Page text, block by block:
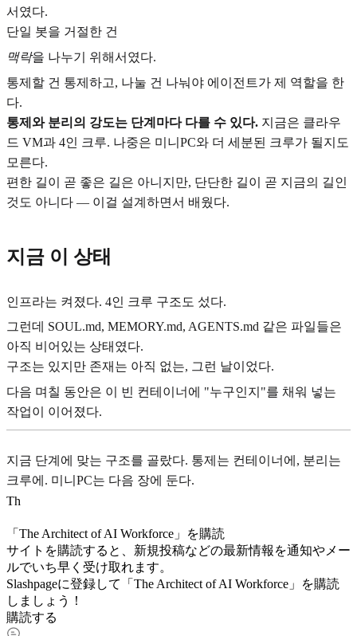
서였다.
단일 봇을 거절한 건
맥락을 나누기 위해서였다.
통제할 건 통제하고, 나눌 건 나눠야 에이전트가 제 역할을 한
다.
통제와 분리의 강도는 단계마다 다를 수 있다. 지금은 클라우
드 VM과 4인 크루. 나중은 미니PC와 더 세분된 크루가 될지도
모른다.
편한 길이 곧 좋은 길은 아니지만, 단단한 길이 곧 지금의 길인
것도 아니다 — 이걸 설계하면서 배웠다.
지금 이 상태
인프라는 켜졌다. 4인 크루 구조도 섰다.
그런데 SOUL.md, MEMORY.md, AGENTS.md 같은 파일들은
아직 비어있는 상태였다.
구조는 있지만 존재는 아직 없는, 그런 날이었다.
다음 며칠 동안은 이 빈 컨테이너에 "누구인지"를 채워 넣는
작업이 이어졌다.
지금 단계에 맞는 구조를 골랐다. 통제는 컨테이너에, 분리는
크루에. 미니PC는 다음 장에 둔다.
Th
「The Architect of AI Workforce」を購読
サイトを購読すると、新規投稿などの最新情報を通知やメー
ルでいち早く受け取れます。
Slashpageに登録して「The Architect of AI Workforce」を購読
しましょう！
購読する